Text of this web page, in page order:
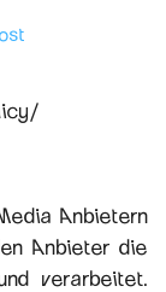
Anbietern
Anbieter die
verarbeitet.